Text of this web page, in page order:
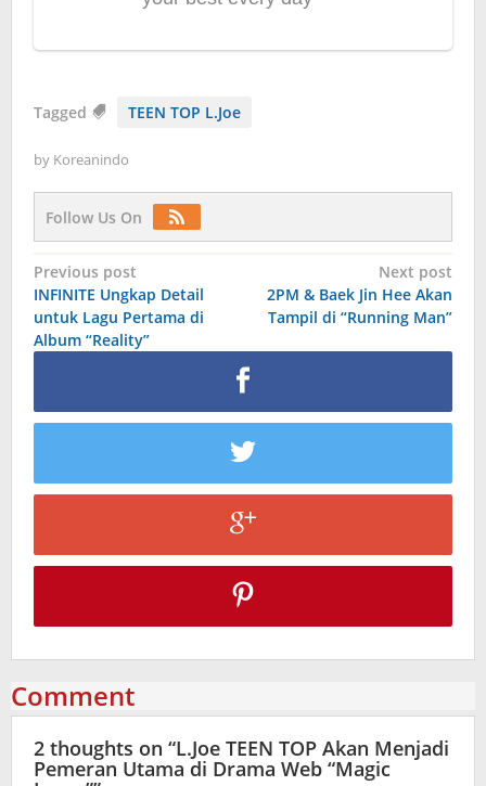
Tagged TEEN TOP L.Joe
by Koreanindo
Follow Us On
Post
navigation
Previous post
INFINITE Ungkap Detail
untuk Lagu Pertama di
Album “Reality”
Next post
2PM & Baek Jin Hee Akan
Tampil di “Running Man”
Comment
2 thoughts on “L.Joe TEEN TOP Akan Menjadi
Pemeran Utama di Drama Web “Magic